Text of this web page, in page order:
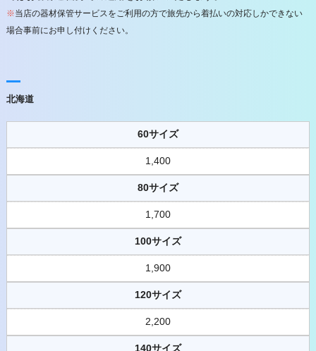
※当店の器材保管サービスをご利用の方で旅先から着払いの対応しかできない
場合事前にお申し付けください。
北海道
60サイズ
1,400
80サイズ
1,700
100サイズ
1,900
120サイズ
2,200
140サイズ